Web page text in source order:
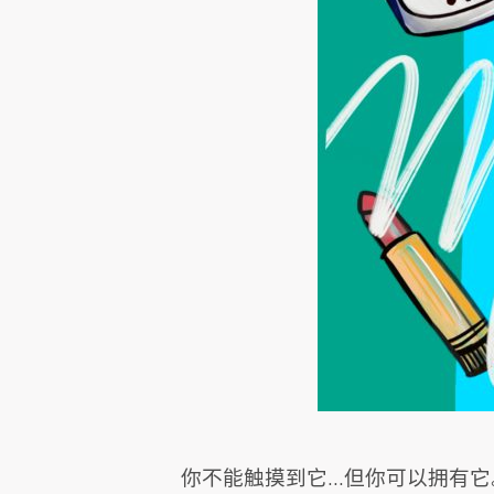
你不能触摸到它…但你可以拥有